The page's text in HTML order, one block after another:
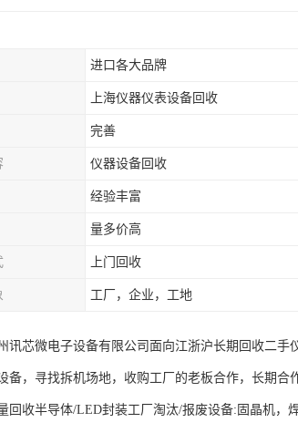
进口各大品牌
上海仪器仪表设备回收
完善
仪器设备回收
经验丰富
量多价高
上门回收
工厂，企业，工地
讯芯微电子设备有限公司面向江浙沪长期回收二手
备，寻找拆机场地，收购工厂的老板合作，长期合
回收半导体/LED封装工厂淘汰/报废设备:固晶机，